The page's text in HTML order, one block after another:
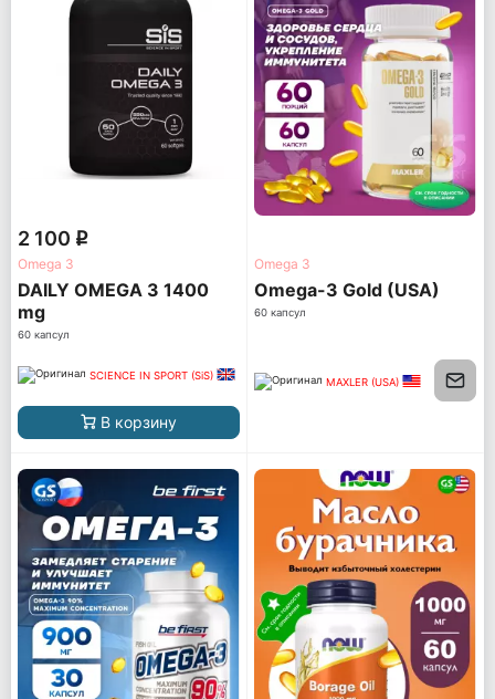
2 100 q
Omega 3
DAILY OMEGA 3 1400
mg
60 капсул
SCIENCE IN SPORT (SiS)
В корзину
Omega 3
Omega-3 Gold (USA)
60 капсул
MAXLER (USA)